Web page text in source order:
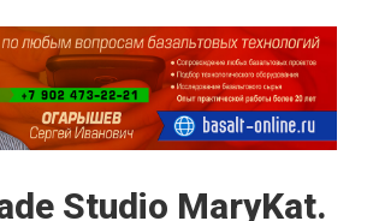
Studio MaryKat.